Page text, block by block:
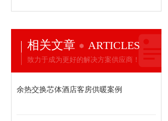
相关文章 ARTICLES
致力于成为更好的解决方案供应商！
余热交换芯体酒店客房供暖案例